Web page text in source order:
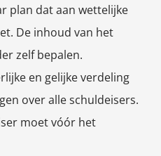
plan dat aan wettelijke
De inhoud van het
zelf bepalen.
en gelijke verdeling
over alle schuldeisers.
moet vóór het